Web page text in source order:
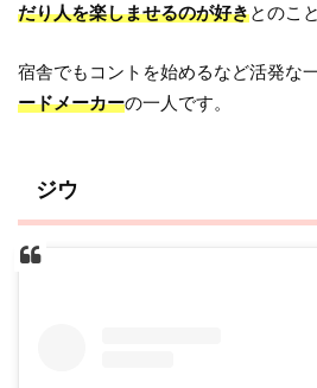
だり人を楽しませるのが好きとのこと
宿舎でもコントを始めるなど活発な
ードメーカーの一人です。
ジウ